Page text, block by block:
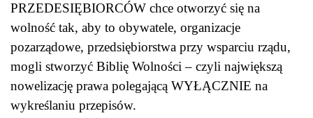
PRZEDESIĘBIORCÓW chce otworzyć się na
wolność tak, aby to obywatele, organizacje
pozarządowe, przedsiębiorstwa przy wsparciu rządu,
mogli stworzyć Biblię Wolności – czyli największą
nowelizację prawa polegającą WYŁĄCZNIE na
wykreślaniu przepisów.